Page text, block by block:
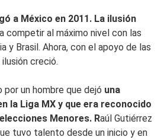
a México en 2011. La ilusión
competir al máximo nivel con las
y Brasil. Ahora, con el apoyo de las
creció.
un hombre que dejó una
la Liga MX y que era reconocido
Menores. Raúl Gutiérrez
tuvo talento desde un inicio y en